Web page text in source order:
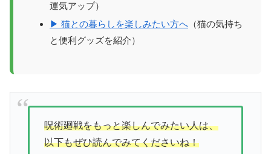
運気アップ）
▶ 猫との暮らしを楽しみたい方へ （猫の気持ち
と便利グッズを紹介）
呪術廻戦をもっと楽しんでみたい人は、
以下もぜひ読んでみてくださいね！